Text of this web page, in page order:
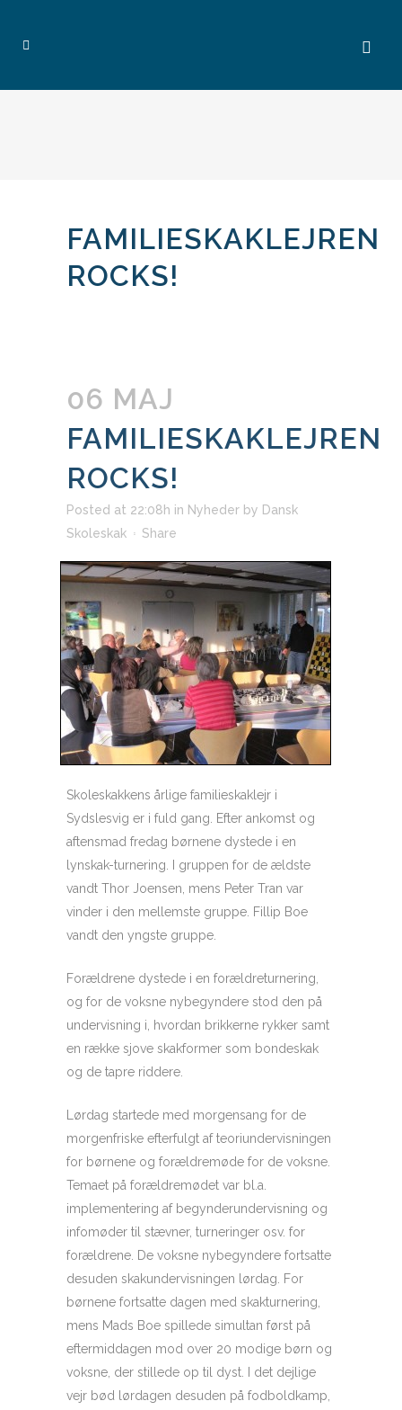
FAMILIESKAKLEJREN
ROCKS!
06 MAJ
FAMILIESKAKLEJREN
ROCKS!
Posted at 22:08h in Nyheder by Dansk
Skoleskak
Share
Skoleskakkens årlige familieskaklejr i
Sydslesvig er i fuld gang. Efter ankomst og
aftensmad fredag børnene dystede i en
lynskak-turnering. I gruppen for de ældste
vandt Thor Joensen, mens Peter Tran var
vinder i den mellemste gruppe. Fillip Boe
vandt den yngste gruppe.
Forældrene dystede i en forældreturnering,
og for de voksne nybegyndere stod den på
undervisning i, hvordan brikkerne rykker samt
en række sjove skakformer som bondeskak
og de tapre riddere.
Lørdag startede med morgensang for de
morgenfriske efterfulgt af teoriundervisningen
for børnene og forældremøde for de voksne.
Temaet på forældremødet var bl.a.
implementering af begynderundervisning og
infomøder til stævner, turneringer osv. for
forældrene. De voksne nybegyndere fortsatte
desuden skakundervisningen lørdag. For
børnene fortsatte dagen med skakturnering,
mens Mads Boe spillede simultan først på
eftermiddagen mod over 20 modige børn og
voksne, der stillede op til dyst. I det dejlige
vejr bød lørdagen desuden på fodboldkamp,